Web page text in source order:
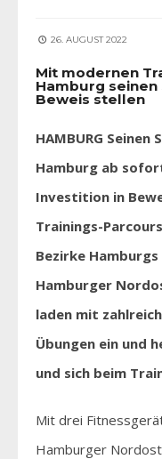
26. AUGUST 2022
Mit modernen
Hamburg
Beweis stellen
HAMBURG
Hamburg ab
Investition in
Trainings-
Bezirke
Hamburger
laden mit
Übungen ein und
und sich beim
Mit drei
Hamburger